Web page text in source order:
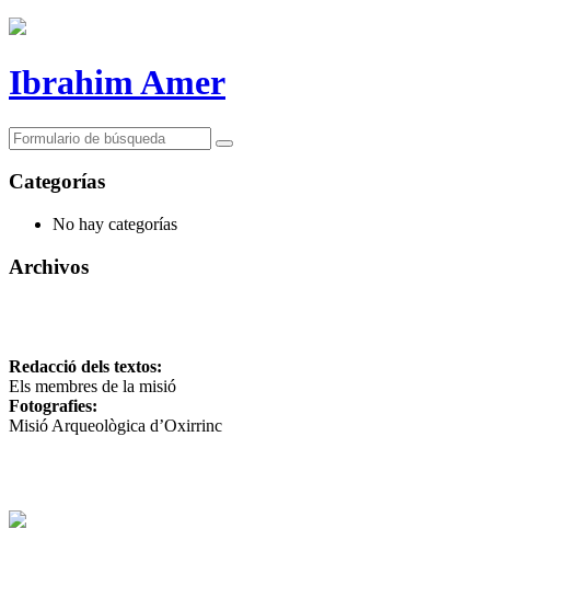
Ibrahim Amer
Categorías
No hay categorías
Archivos
Redacció dels textos:
Els membres de la misió
Fotografies:
Misió Arqueològica d’Oxirrinc